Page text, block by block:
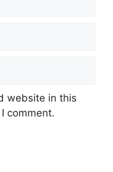
website in this
comment.